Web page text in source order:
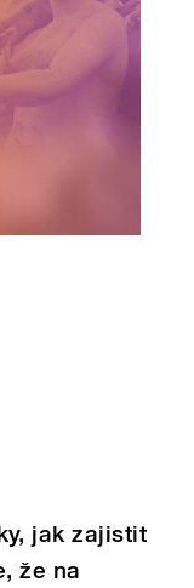
jak zajistit
že na